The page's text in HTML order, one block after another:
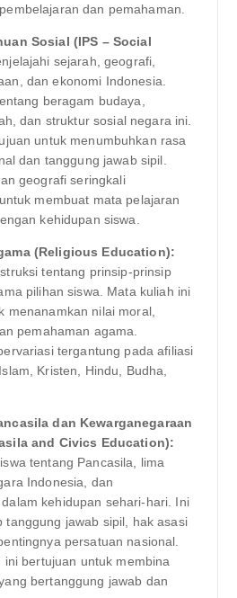
dan pemahaman.
Sosial (IPS – Social
sejarah, geografi,
dan ekonomi Indonesia.
beragam budaya,
dan struktur sosial negara ini.
untuk menumbuhkan rasa
dan tanggung jawab sipil.
geografi seringkali
membuat mata pelajaran
kehidupan siswa.
(Religious Education):
tentang prinsip-prinsip
pilihan siswa. Mata kuliah ini
menanamkan nilai moral,
pemahaman agama.
tergantung pada afiliasi
Kristen, Hindu, Budha,
dan Kewarganegaraan
and Civics Education):
tentang Pancasila, lima
Indonesia, dan
kehidupan sehari-hari. Ini
tanggung jawab sipil, hak asasi
persatuan nasional.
ini bertujuan untuk membina
bertanggung jawab dan